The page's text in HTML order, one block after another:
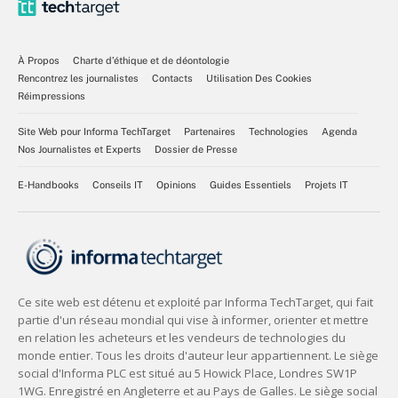
À Propos
Charte d’éthique et de déontologie
Rencontrez les journalistes
Contacts
Utilisation Des Cookies
Réimpressions
Site Web pour Informa TechTarget Partenaires Technologies
Agenda
Nos Journalistes et Experts
Dossier de Presse
E-Handbooks Conseils IT Opinions Guides Essentiels Projets IT